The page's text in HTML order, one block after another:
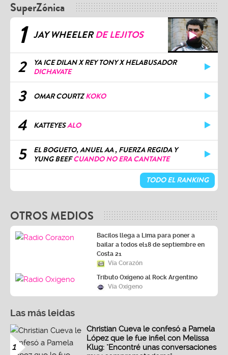
SuperZónica
1 JAY WHEELERDE LEJITOS
2
YA ICE DILAN X REY TONY X HELABUSADOR
DICHAVATE
3 OMAR COURTZKOKO
4 KATTEYESALO
5
EL BOGUETO, ANUEL AA , FUERZA REGIDA Y
YUNG BEEFCUANDO NO ERA CANTANTE
TODO EL RANKING
OTROS MEDIOS
Bacilos llega a Lima para poner a
bailar a todos el18 de septiembre en
Costa 21
Vía Corazón
Tributo Oxígeno al Rock Argentino
Vía Oxígeno
Las más leidas
1
Christian Cueva le confesó a Pamela
López que le fue infiel con Melissa
Klug: "Encontré unas conversaciones